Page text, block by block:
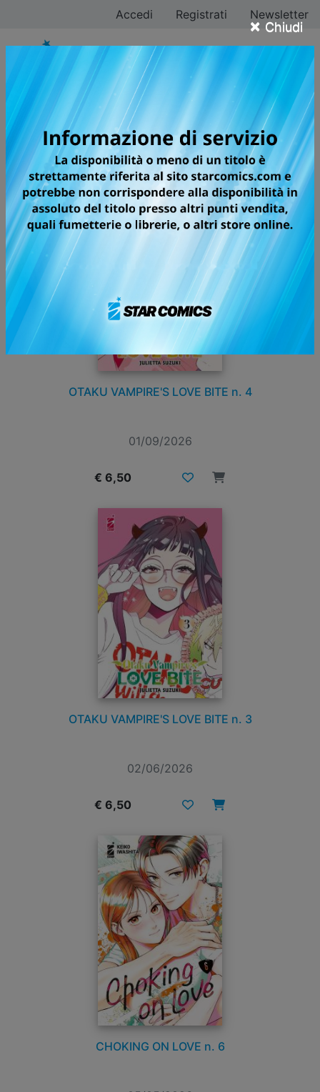
× Chiudi
Accedi Registrati Newsletter
Tutti i fumetti per la
testata DERE
OTAKU VAMPIRE'S LOVE BITE n. 4
01/09/2026
€ 6,50
OTAKU VAMPIRE'S LOVE BITE n. 3
02/06/2026
€ 6,50
CHOKING ON LOVE n. 6